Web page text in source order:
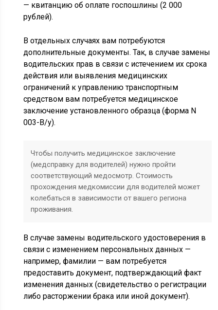
— квитанцию об оплате госпошлины (2 000
рублей).
В отдельных случаях вам потребуются
дополнительные документы. Так, в случае замены
водительских прав в связи с истечением их срока
действия или выявления медицинских
ограничений к управлению транспортным
средством вам потребуется медицинское
заключение установленного образца (форма N
003-В/у).
Чтобы получить медицинское заключение
(медсправку для водителей) нужно пройти
соответствующий медосмотр. Стоимость
прохождения медкомиссии для водителей может
колебаться в зависимости от вашего региона
проживания.
В случае замены водительского удостоверения в
связи с изменением персональных данных —
например, фамилии — вам потребуется
предоставить документ, подтверждающий факт
изменения данных (свидетельство о регистрации
либо расторжении брака или иной документ).